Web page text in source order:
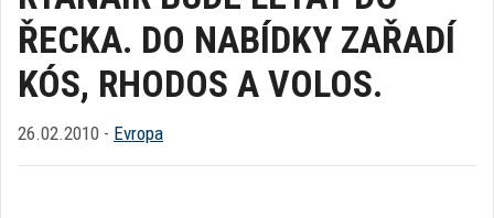
ŘECKA. DO NABÍDKY ZAŘADÍ
KÓS, RHODOS A VOLOS.
26.02.2010 - Evropa